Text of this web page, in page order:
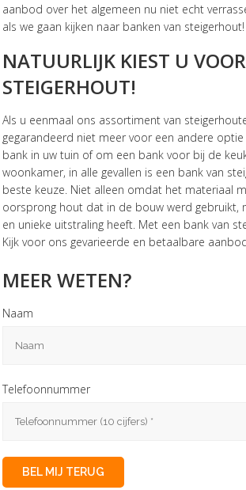
aanbod over het algemeen nu niet echt
als we gaan kijken naar banken van steigerhout!
NATUURLIJK KIEST U
STEIGERHOUT!
Als u eenmaal ons assortiment van
gegarandeerd niet meer voor een andere
bank in uw tuin of om een bank voor bij de
woonkamer, in alle gevallen is een bank van
beste keuze. Niet alleen omdat het materiaal
oorsprong hout dat in de bouw werd gebruikt,
en unieke uitstraling heeft. Met een bank van
Kijk voor ons gevarieerde en betaalbare
MEER WETEN?
Naam
Telefoonnummer